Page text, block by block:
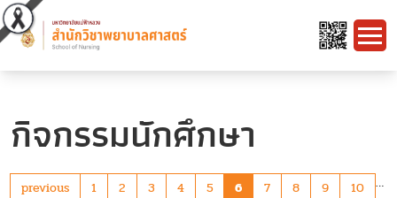
กิจกรรมนักศึกษา
previous 1 2 3 4 5 6 7 8 9 10
…